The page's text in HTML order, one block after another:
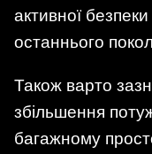
активної
останнього
Також варто
збільшення
багажному